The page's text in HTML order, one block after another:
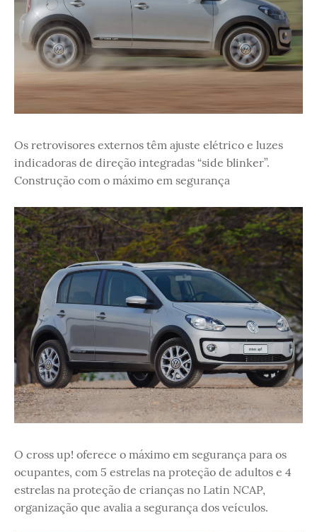
Os retrovisores externos têm ajuste elétrico e luzes
indicadoras de direção integradas “side blinker”.
Construção com o máximo em segurança
O cross up! oferece o máximo em segurança para os
ocupantes, com 5 estrelas na proteção de adultos e 4
estrelas na proteção de crianças no Latin NCAP,
organização que avalia a segurança dos veículos.